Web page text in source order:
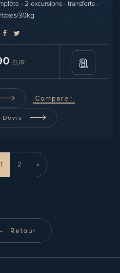
- 2 excursions - transferts -
taxes/30kg
EUR
Comparer
Devis
1 2 »
Retour